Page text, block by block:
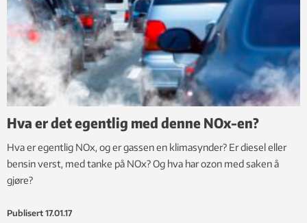
Hva er det egentlig med denne NOx-en?
Hva er egentlig NOx, og er gassen en klimasynder? Er diesel eller
bensin verst, med tanke på NOx? Og hva har ozon med saken å
gjøre?
Publisert 17.01.17